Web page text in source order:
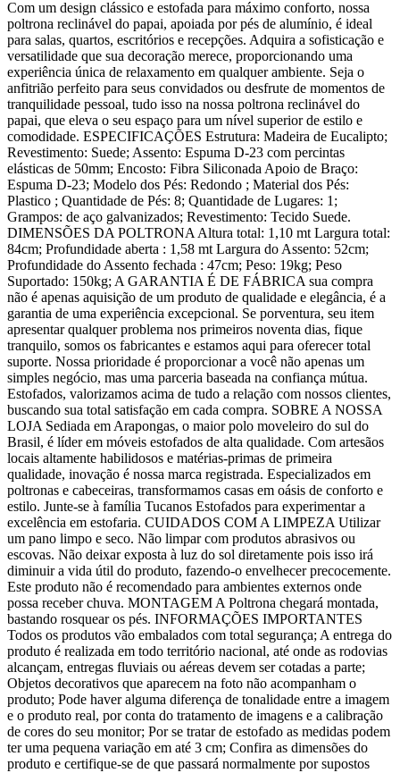
Com um design clássico e estofada para máximo conforto, nossa
poltrona reclinável do papai, apoiada por pés de alumínio, é ideal
para salas, quartos, escritórios e recepções. Adquira a sofisticação e
versatilidade que sua decoração merece, proporcionando uma
experiência única de relaxamento em qualquer ambiente. Seja o
anfitrião perfeito para seus convidados ou desfrute de momentos de
tranquilidade pessoal, tudo isso na nossa poltrona reclinável do
papai, que eleva o seu espaço para um nível superior de estilo e
comodidade. ESPECIFICAÇÕES Estrutura: Madeira de Eucalipto;
Revestimento: Suede; Assento: Espuma D-23 com percintas
elásticas de 50mm; Encosto: Fibra Siliconada Apoio de Braço:
Espuma D-23; Modelo dos Pés: Redondo ; Material dos Pés:
Plastico ; Quantidade de Pés: 8; Quantidade de Lugares: 1;
Grampos: de aço galvanizados; Revestimento: Tecido Suede.
DIMENSÕES DA POLTRONA Altura total: 1,10 mt Largura total:
84cm; Profundidade aberta : 1,58 mt Largura do Assento: 52cm;
Profundidade do Assento fechada : 47cm; Peso: 19kg; Peso
Suportado: 150kg; A GARANTIA É DE FÁBRICA sua compra
não é apenas aquisição de um produto de qualidade e elegância, é a
garantia de uma experiência excepcional. Se porventura, seu item
apresentar qualquer problema nos primeiros noventa dias, fique
tranquilo, somos os fabricantes e estamos aqui para oferecer total
suporte. Nossa prioridade é proporcionar a você não apenas um
simples negócio, mas uma parceria baseada na confiança mútua.
Estofados, valorizamos acima de tudo a relação com nossos clientes,
buscando sua total satisfação em cada compra. SOBRE A NOSSA
LOJA Sediada em Arapongas, o maior polo moveleiro do sul do
Brasil, é líder em móveis estofados de alta qualidade. Com artesãos
locais altamente habilidosos e matérias-primas de primeira
qualidade, inovação é nossa marca registrada. Especializados em
poltronas e cabeceiras, transformamos casas em oásis de conforto e
estilo. Junte-se à família Tucanos Estofados para experimentar a
excelência em estofaria. CUIDADOS COM A LIMPEZA Utilizar
um pano limpo e seco. Não limpar com produtos abrasivos ou
escovas. Não deixar exposta à luz do sol diretamente pois isso irá
diminuir a vida útil do produto, fazendo-o envelhecer precocemente.
Este produto não é recomendado para ambientes externos onde
possa receber chuva. MONTAGEM A Poltrona chegará montada,
bastando rosquear os pés. INFORMAÇÕES IMPORTANTES
Todos os produtos vão embalados com total segurança; A entrega do
produto é realizada em todo território nacional, até onde as rodovias
alcançam, entregas fluviais ou aéreas devem ser cotadas a parte;
Objetos decorativos que aparecem na foto não acompanham o
produto; Pode haver alguma diferença de tonalidade entre a imagem
e o produto real, por conta do tratamento de imagens e a calibração
de cores do seu monitor; Por se tratar de estofado as medidas podem
ter uma pequena variação em até 3 cm; Confira as dimensões do
produto e certifique-se de que passará normalmente por supostos